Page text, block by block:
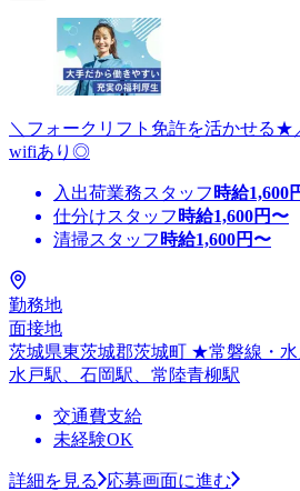
＼フォークリフト免許を活かせる★
wifiあり◎
入出荷業務スタッフ 時給1,600
仕分けスタッフ 時給1,600円〜
清掃スタッフ 時給1,600円〜
勤務地
面接地
茨城県東茨城郡茨城町 ★常磐線・水
水戸駅、石岡駅、常陸青柳駅
交通費支給
未経験OK
詳細を見る 応募画面に進む